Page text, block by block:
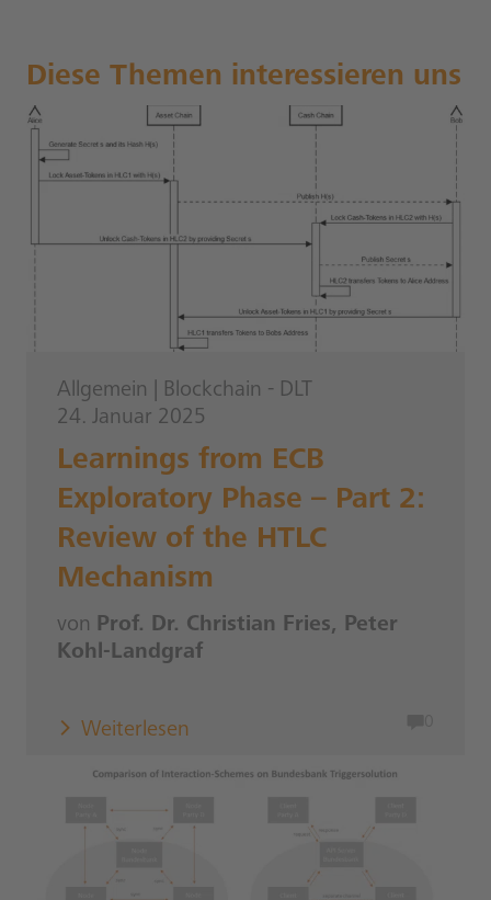
Diese Themen interessieren uns
Allgemein
Blockchain - DLT
24. Januar 2025
Learnings from ECB
Exploratory Phase – Part 2:
Review of the HTLC
Mechanism
von Prof. Dr. Christian Fries, Peter
Kohl-Landgraf
Weiterlesen